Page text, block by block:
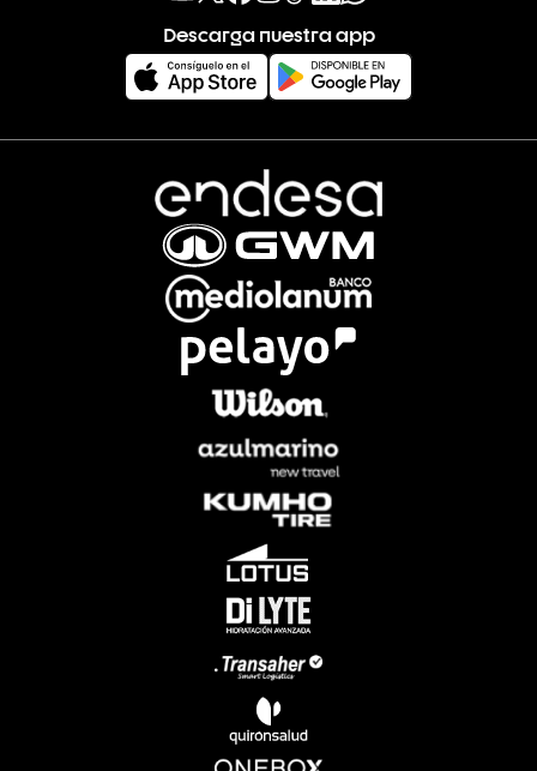
Descarga nuestra app